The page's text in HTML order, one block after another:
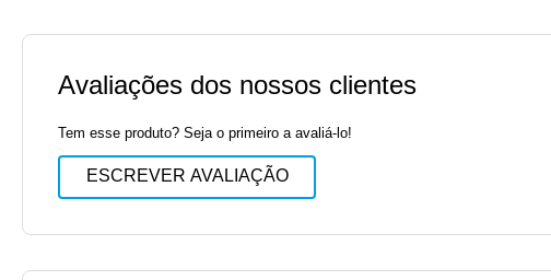
Avaliações dos nossos clientes
Tem esse produto? Seja o primeiro a avaliá-lo!
ESCREVER AVALIAÇÃO